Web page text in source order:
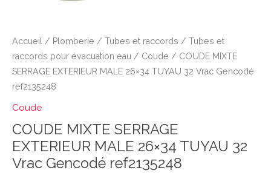
Accueil / Plomberie / Tubes et raccords / Tubes et
raccords pour évacuation eau / Coude / COUDE MIXTE
SERRAGE EXTERIEUR MALE 26×34 TUYAU 32 Vrac Gencodé
ref2135248
Coude
COUDE MIXTE SERRAGE
EXTERIEUR MALE 26×34 TUYAU 32
Vrac Gencodé ref2135248